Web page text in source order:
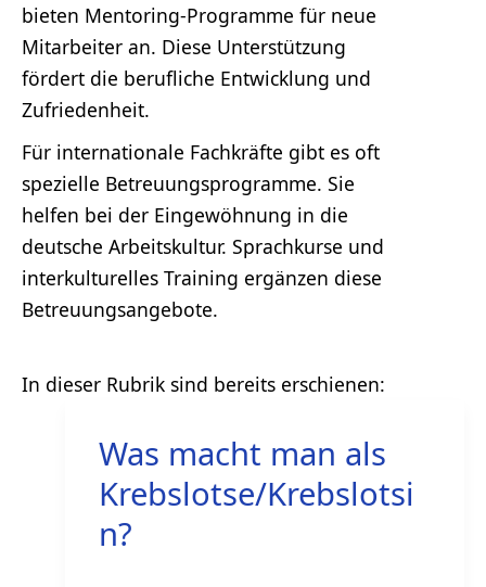
bieten Mentoring-Programme für neue
Mitarbeiter an. Diese Unterstützung
fördert die berufliche Entwicklung und
Zufriedenheit.
Für internationale Fachkräfte gibt es oft
spezielle Betreuungsprogramme. Sie
helfen bei der Eingewöhnung in die
deutsche Arbeitskultur. Sprachkurse und
interkulturelles Training ergänzen diese
Betreuungsangebote.
Was macht man als
Krebslotse/Krebslotsi
n?